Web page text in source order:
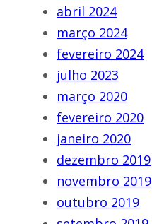
abril 2024
março 2024
fevereiro 2024
julho 2023
março 2020
fevereiro 2020
janeiro 2020
dezembro 2019
novembro 2019
outubro 2019